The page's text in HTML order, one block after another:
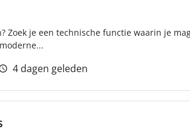
je een technische functie waarin je
4 dagen geleden